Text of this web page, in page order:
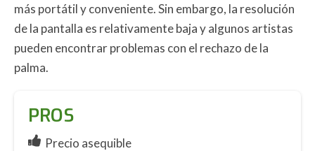
más portátil y conveniente. Sin embargo, la resolución
de la pantalla es relativamente baja y algunos artistas
pueden encontrar problemas con el rechazo de la
palma.
PROS
Precio asequible